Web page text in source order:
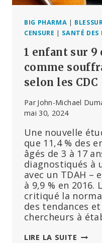
BIG PHARMA |
CENSURE | SANTÉ DES
1 enfant sur
comme
selon les
Par John-Michael
mai 30, 2024
Une nouvelle
que 11,4 % des
âgés de 3 à 17
diagnostiqués à
avec un TDAH –
à 9,9 % en 2016.
critiqué la
des tendances
chercheurs à
LIRE LA SUITE 1